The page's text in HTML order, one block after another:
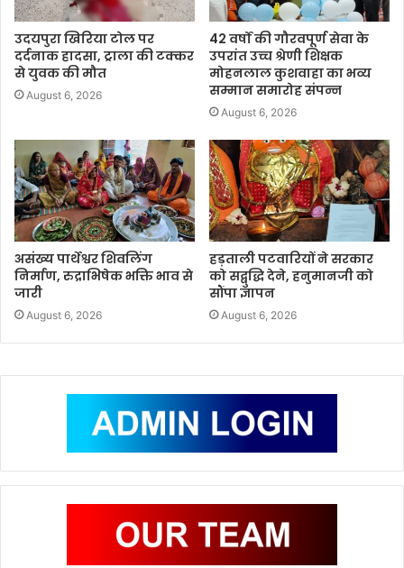
उदयपुरा खिरिया टोल पर
दर्दनाक हादसा, ट्राला की टक्कर
से युवक की मौत
August 6, 2026
42 वर्षों की गौरवपूर्ण सेवा के
उपरांत उच्च श्रेणी शिक्षक
मोहनलाल कुशवाहा का भव्य
सम्मान समारोह संपन्न
August 6, 2026
असंख्य पार्थेश्वर शिवलिंग
निर्माण, रुद्राभिषेक भक्ति भाव से
जारी
August 6, 2026
हड़ताली पटवारियों ने सरकार
को सद्बुद्धि देने, हनुमानजी को
सौंपा ज्ञापन
August 6, 2026